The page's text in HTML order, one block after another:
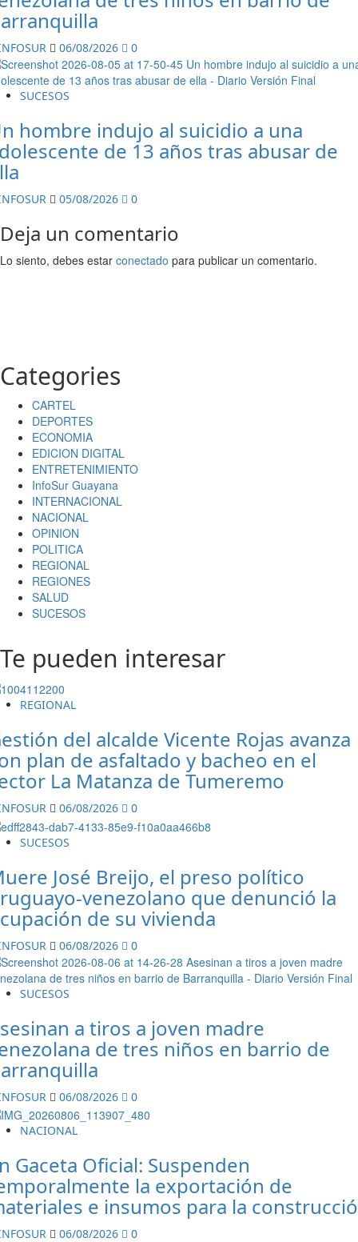
06/08/2026 0
SUCESOS
hombre indujo al suicidio a una
de 13 años tras abusar de
05/08/2026 0
Deja un comentario
Lo siento, debes estar conectado para publicar un comentario.
Categories
CARTEL
DEPORTES
ECONOMIA
EDICION DIGITAL
ENTRETENIMIENTO
InfoSur Guayana
INTERNACIONAL
NACIONAL
OPINION
POLITICA
REGIONAL
REGIONES
SALUD
SUCESOS
Te pueden interesar
REGIONAL
del alcalde Vicente Rojas avanza
plan de asfaltado y bacheo en el
La Matanza de Tumeremo
06/08/2026 0
SUCESOS
José Breijo, el preso político
venezolano que denunció la
de su vivienda
06/08/2026 0
SUCESOS
a tiros a joven madre
de tres niños en barrio de
06/08/2026 0
NACIONAL
Gaceta Oficial: Suspenden
la exportación de
e insumos para la
06/08/2026 0